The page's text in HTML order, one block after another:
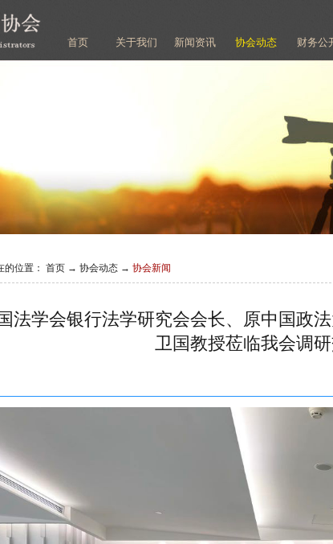
首页 关于我们 新闻资讯 协会动态 财务公
的位置： 首页 → 协会动态 → 协会新闻
法学会银行法学研究会会长、原中国政
卫国教授莅临我会调